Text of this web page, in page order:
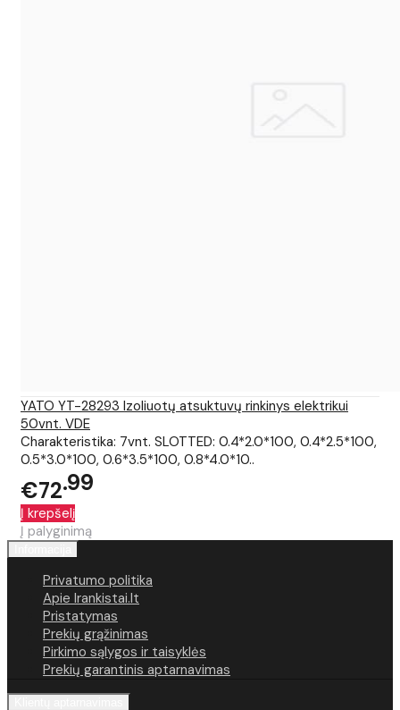
YATO YT-28293 Izoliuotų atsuktuvų rinkinys elektrikui
50vnt. VDE
Charakteristika: 7vnt. SLOTTED: 0.4*2.0*100, 0.4*2.5*100,
0.5*3.0*100, 0.6*3.5*100, 0.8*4.0*10..
€72 99
Į krepšelį
Į palyginimą
Privatumo politika
Apie Irankistai.lt
Pristatymas
Prekių grąžinimas
Pirkimo sąlygos ir taisyklės
Prekių garantinis aptarnavimas